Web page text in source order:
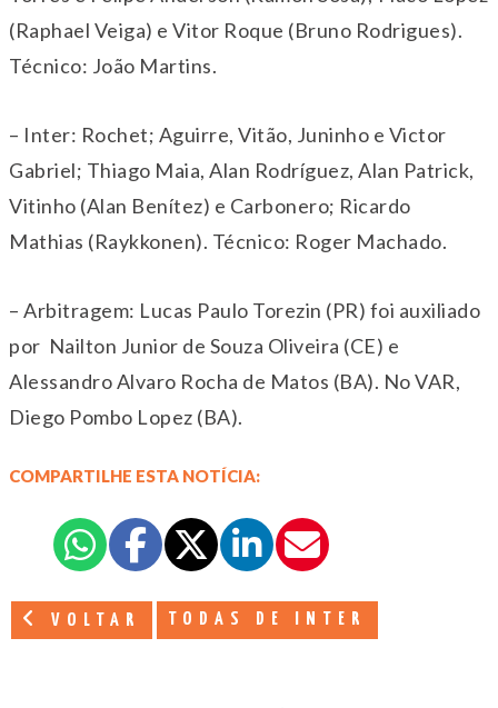
(Raphael Veiga) e Vitor Roque (Bruno Rodrigues).
Técnico: João Martins.
– Inter: Rochet; Aguirre, Vitão, Juninho e Victor
Gabriel; Thiago Maia, Alan Rodríguez, Alan Patrick,
Vitinho (Alan Benítez) e Carbonero; Ricardo
Mathias (Raykkonen). Técnico: Roger Machado.
– Arbitragem: Lucas Paulo Torezin (PR) foi auxiliado
por Nailton Junior de Souza Oliveira (CE) e
Alessandro Alvaro Rocha de Matos (BA). No VAR,
Diego Pombo Lopez (BA).
COMPARTILHE ESTA NOTÍCIA:
VOLTAR TODAS DE INTER